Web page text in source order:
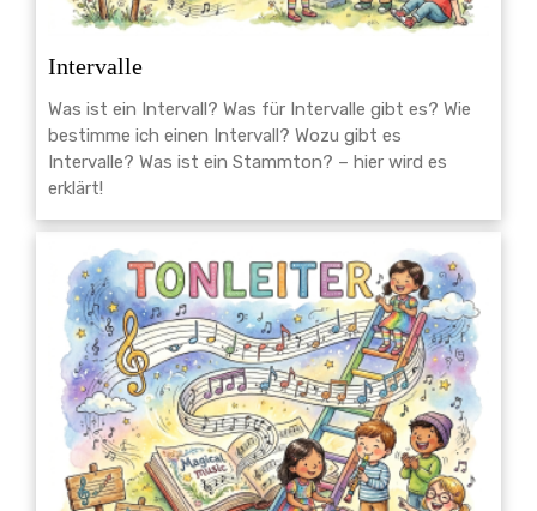
Intervalle
Was ist ein Intervall? Was für Intervalle gibt es? Wie
bestimme ich einen Intervall? Wozu gibt es
Intervalle? Was ist ein Stammton? – hier wird es
erklärt!